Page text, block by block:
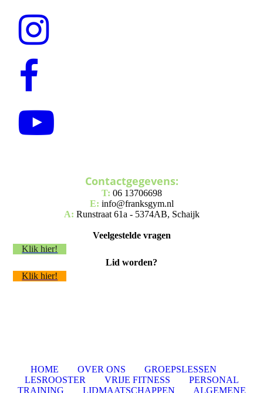
Contactgegevens:
T: 06 13706698
E: info@franksgym.nl
A: Runstraat 61a - 5374AB, Schaijk
Veelgestelde vragen
Klik hier!
Lid worden?
Klik hier!
HOME OVER ONS
GROEPSLESSEN
LESROOSTER
VRIJE FITNESS
PERSONAL
TRAINING
LIDMAATSCHAPPEN ALGEMENE